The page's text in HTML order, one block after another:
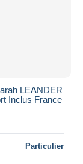
LEANDER
Inclus France
Particulier